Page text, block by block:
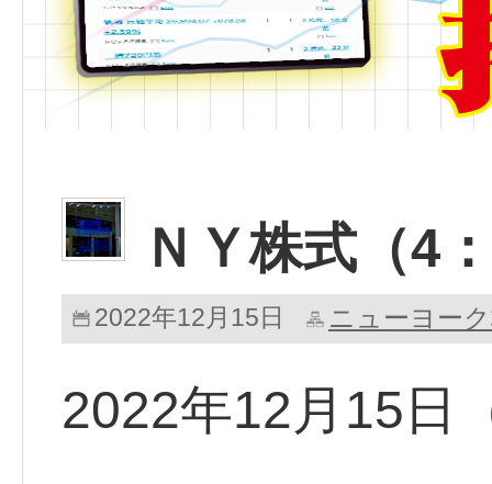
ＮＹ株式（4
2022年12月15日 ニューヨー
2022年12月15日